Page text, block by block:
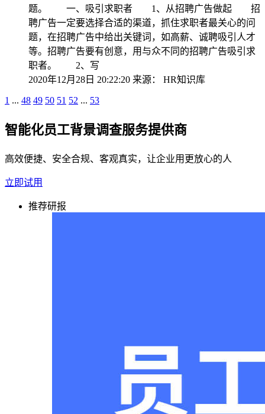
题。 一、吸引求职者 1、从招聘广告做起 招
聘广告一定要选择合适的渠道，抓住求职者最关心的问
题，在招聘广告中给出关键词，如高薪、诚聘吸引人才
等。招聘广告要有创意，用与众不同的招聘广告吸引求
职者。 2、写
2020年12月28日 20:22:20 来源： HR知识库
1 ... 48 49 50 51 52 ... 53
智能化员工背景调查服务提供商
高效便捷、安全合规、客观真实，让企业用更放心的人
立即试用
推荐研报